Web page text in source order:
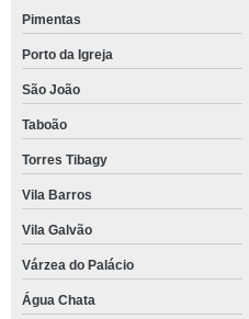
Pimentas
Porto da Igreja
São João
Taboão
Torres Tibagy
Vila Barros
Vila Galvão
Várzea do Palácio
Água Chata